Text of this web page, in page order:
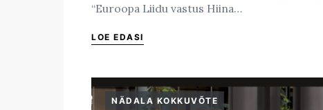
“Euroopa Liidu vastus Hiina…
LOE EDASI
NÄDALA KOKKUVÕTE